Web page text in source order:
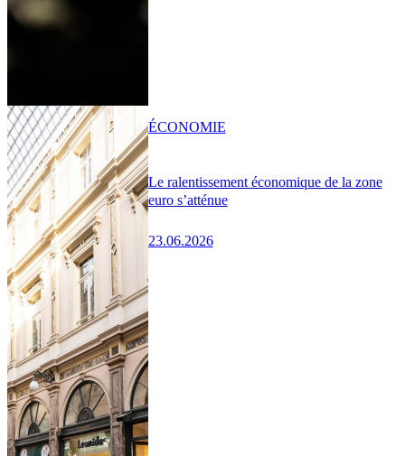
Le ralentissement économique de la zone
euro s’atténue
23.06.2026
ÉCONOMIE